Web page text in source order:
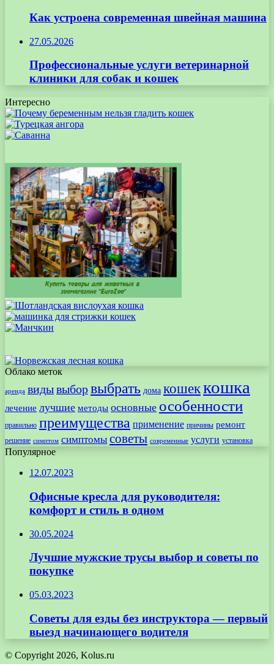
Как устроена современная швейная машина
27.05.2026
Профессиональные услуги ветеринарной
клиники для собак и кошек
Интересно
Облако меток
аренда видывыборвыбрать дома кошеккошка
лечение лучшие методы основные особенности
правильно преимущества применение причины ремонт
решение симптом симптомы советы современные услуги установка
Популярное
12.07.2023
Офисные кресла для руководителя:
комфорт и стиль в одном
30.05.2024
Лучшие мужские трусы выбор и советы по
покупке
05.03.2023
Советы для езды без инструктора — первый
выезд начинающего водителя
© Copyright 2026, Kolus.ru